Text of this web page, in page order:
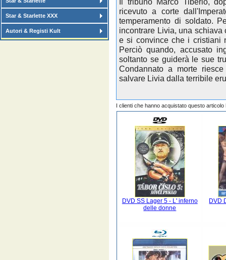
Star & Starlette XXX
Autori & Registi Kult
ricevuto a corte
temperamento di soldato.
incontrare Livia, una
e si convince che i cristiani
Perciò quando, accusato
soltanto se guiderà le sue
Condannato a morte
salvare Livia dalla terribile
I clienti che hanno acquistato questo
DVD SS Lager 5 - L' inferno
delle donne
DVD